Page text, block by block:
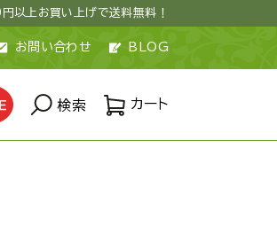
以上お買い上げで送料無料！
お問い合わせ BLOG
検索 カート